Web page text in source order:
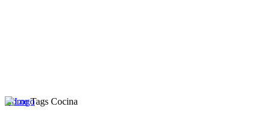
Home Tags Cocina